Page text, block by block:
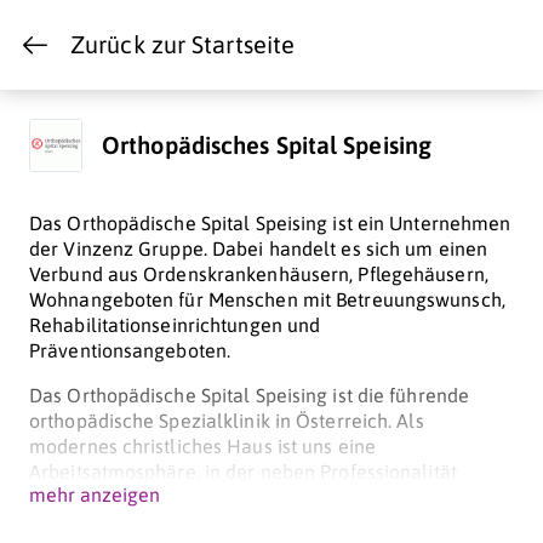
Zurück zur Startseite
Orthopädisches Spital Speising
Das Orthopädische Spital Speising ist ein Unternehmen
der Vinzenz Gruppe. Dabei handelt es sich um einen
Verbund aus Ordenskrankenhäusern, Pflegehäusern,
Wohnangeboten für Menschen mit Betreuungswunsch,
Rehabilitationseinrichtungen und
Präventionsangeboten.
Das Orthopädische Spital Speising ist die führende
orthopädische Spezialklinik in Österreich. Als
modernes christliches Haus ist uns eine
Arbeitsatmosphäre, in der neben Professionalität
Freundlichkeit und Herzlichkeit hoch gehalten werden,
mehr anzeigen